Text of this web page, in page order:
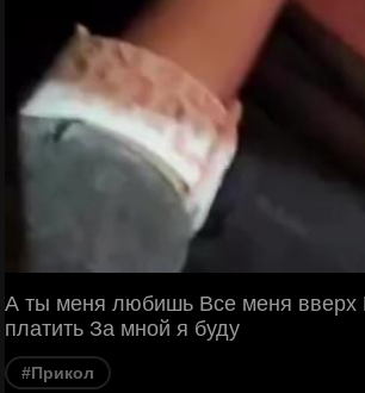
А ты меня любишь Все меня
платить За мной я буду
#Прикол